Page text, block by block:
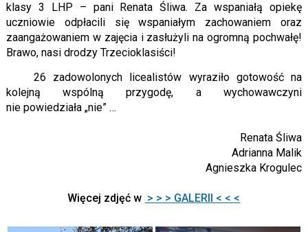
klasy 3 LHP – pani Renata Śliwa. Za wspaniałą opiekę
uczniowie odpłacili się wspaniałym zachowaniem oraz
zaangażowaniem w zajęcia i zasłużyli na ogromną pochwałę!
Brawo, nasi drodzy Trzecioklasiści!
26 zadowolonych licealistów wyraziło gotowość na
kolejną wspólną przygodę, a wychowawczyni
nie powiedziała „nie” …
Renata Śliwa
Adrianna Malik
Agnieszka Krogulec
Więcej zdjęć w > > > GALERII < < <